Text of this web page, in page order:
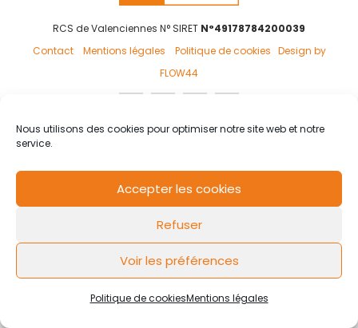
Nous utilisons des cookies pour optimiser notre site web et notre
service.
Accepter les cookies
Refuser
Voir les préférences
Politique de cookiesMentions légales
RCS de Valenciennes N° SIRET N°49178784200039
Contact
Mentions légales Politique de cookies Design by
FLOW44